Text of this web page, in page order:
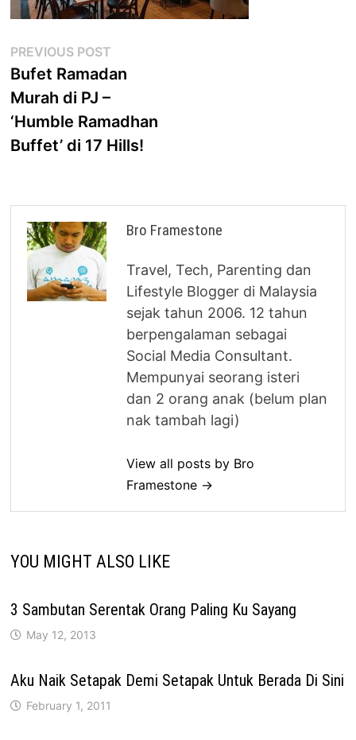
Post
navigation
PREVIOUS POST
post:
Bufet Ramadan
Murah di PJ –
‘Humble Ramadhan
Buffet’ di 17 Hills!
Bro Framestone
Travel, Tech, Parenting dan
Lifestyle Blogger di Malaysia
sejak tahun 2006. 12 tahun
berpengalaman sebagai
Social Media Consultant.
Mempunyai seorang isteri
dan 2 orang anak (belum plan
nak tambah lagi)
View all posts by Bro
Framestone →
YOU MIGHT ALSO LIKE
3 Sambutan Serentak Orang Paling Ku Sayang
May 12, 2013
Aku Naik Setapak Demi Setapak Untuk Berada Di Sini
February 1, 2011